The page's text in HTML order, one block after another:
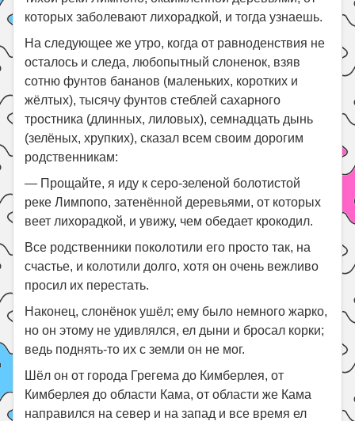
которых заболевают лихорадкой, и тогда узнаешь.
На следующее же утро, когда от равноденствия не
осталось и следа, любопытный слоненок, взяв
сотню фунтов бананов (маленьких, коротких и
жёлтых), тысячу фунтов стеблей сахарного
тростника (длинных, лиловых), семнадцать дынь
(зелёных, хрупких), сказал всем своим дорогим
родственникам:
— Прощайте, я иду к серо-зеленой болотистой
реке Лимпопо, затенённой деревьями, от которых
веет лихорадкой, и увижу, чем обедает крокодил.
Все родственники поколотили его просто так, на
счастье, и колотили долго, хотя он очень вежливо
просил их перестать.
Наконец, слонёнок ушёл; ему было немного жарко,
но он этому не удивлялся, ел дыни и бросал корки;
ведь поднять-то их с земли он не мог.
Шёл он от города Грегема до Кимберлея, от
Кимберлея до области Кама, от области же Кама
направился на север и на запад и все время ел